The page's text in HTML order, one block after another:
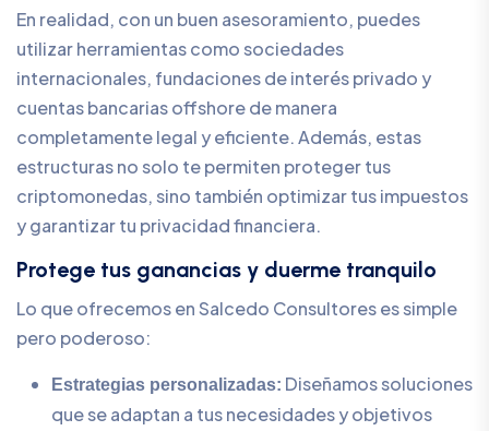
En realidad, con un buen asesoramiento, puedes
utilizar herramientas como sociedades
internacionales, fundaciones de interés privado y
cuentas bancarias offshore de manera
completamente legal y eficiente. Además, estas
estructuras no solo te permiten proteger tus
criptomonedas, sino también optimizar tus impuestos
y garantizar tu privacidad financiera.
Protege tus ganancias y duerme tranquilo
Lo que ofrecemos en Salcedo Consultores es simple
pero poderoso:
Estrategias personalizadas: Diseñamos soluciones
que se adaptan a tus necesidades y objetivos